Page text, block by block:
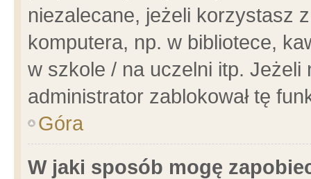
niezalecane, jeżeli korzystasz
komputera, np. w bibliotece,
w szkole / na uczelni itp.
administrator zablokował tę
Góra
W jaki sposób mogę